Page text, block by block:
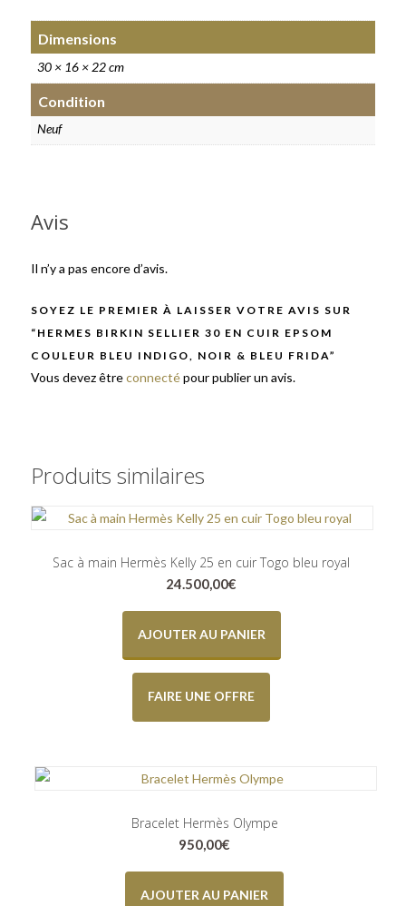
Dimensions
30 × 16 × 22 cm
Condition
Neuf
Avis
Il n’y a pas encore d’avis.
SOYEZ LE PREMIER À LAISSER VOTRE AVIS SUR
“HERMES BIRKIN SELLIER 30 EN CUIR EPSOM
COULEUR BLEU INDIGO, NOIR & BLEU FRIDA”
Vous devez êtreconnectépour publier un avis.
Produits similaires
Sac à main Hermès Kelly 25 en cuir Togo bleu royal
24.500,00€
AJOUTER AU PANIER
FAIRE UNE OFFRE
Bracelet Hermès Olympe
950,00€
AJOUTER AU PANIER